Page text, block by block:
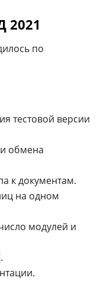
2021
по
тестовой версии
обмена
к документам.
на одном
модулей и
.